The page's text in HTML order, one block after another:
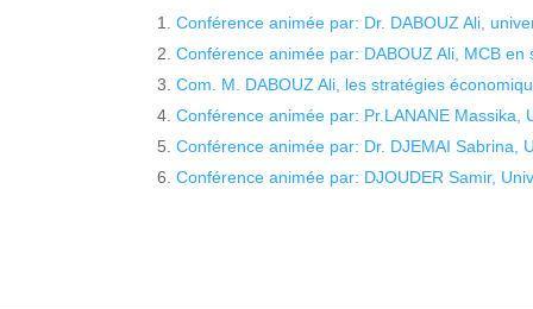
Conférence animée par: Dr. DABOUZ Ali,
Conférence animée par: DABOUZ Ali, MCB en
Com. M. DABOUZ Ali, les stratégies
Conférence animée par: Pr.LANANE Massika,
Conférence animée par: Dr. DJEMAI Sabrina,
Conférence animée par: DJOUDER Samir,